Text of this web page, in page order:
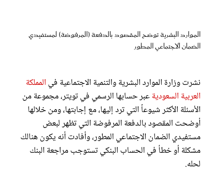
الموارد البشرية توضح المقصود بالدفعة (المرفوضة) لمستفيدي
الضمان الاجتماعي المطور
نشرت وزارة الموارد البشرية والتنمية الاجتماعية في المملكة
العربية السعوديةعبر حسابها الرسمي في تويتر، مجموعة من
الأسئلة الأكثر شيوعاً التي ترد إليها، مع إجابتها، ومن خلالها
أوضحت المقصود بالدفعة المرفوضة التي تظهر لبعض
مستفيدي الضمان الاجتماعي المطور، وأفادت أنه يكون هنالك
مشكلة أو خطأ في الحساب البنكي تستوجب مراجعة البنك
لحله.